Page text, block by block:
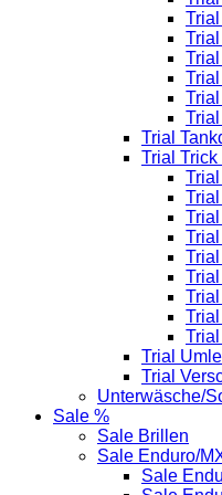
Trial
Trial
Trial
Trial
Unterwäsche/
Sale %
Sale Brillen
Sale Enduro/
Sale